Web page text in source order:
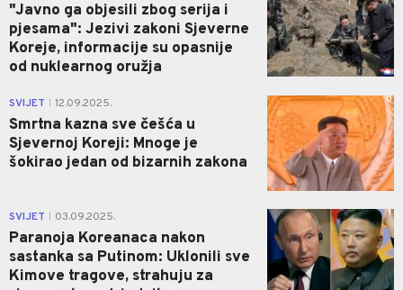
"Javno ga objesili zbog serija i
pjesama": Jezivi zakoni Sjeverne
Koreje, informacije su opasnije
od nuklearnog oružja
SVIJET 12.09.2025.
Smrtna kazna sve češća u
Sjevernoj Koreji: Mnoge je
šokirao jedan od bizarnih zakona
0
SVIJET 03.09.2025.
Paranoja Koreanaca nakon
sastanka sa Putinom: Uklonili sve
Kimove tragove, strahuju za
1